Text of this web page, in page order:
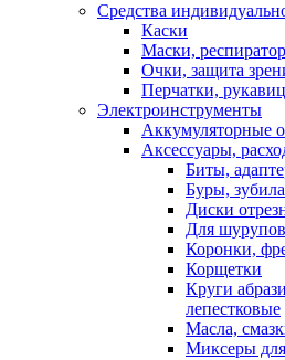
Средства
Каски
Маски,
Очки, защита
Перчатки,
Электроинструменты
Аккумуляторные
Аксессуары,
Биты,
Буры, зубила
Диски
Для
Коронки,
Корщетки
Круги
лепестковые
Масла,
Миксеры